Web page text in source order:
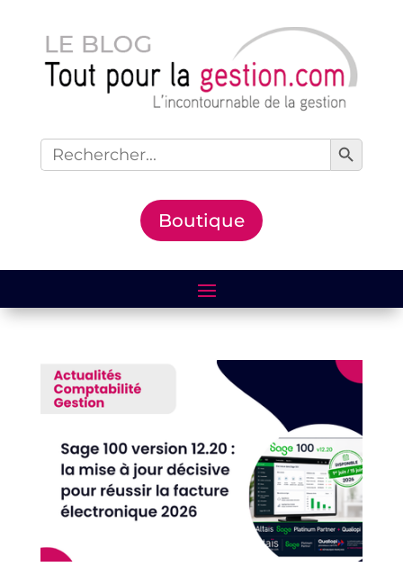
Search
for:
Search Button
Boutique